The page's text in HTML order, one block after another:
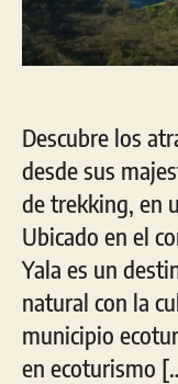
Descubre los
desde sus
de trekking, en
Ubicado en el
Yala es un
natural con la
municipio
en ecoturismo